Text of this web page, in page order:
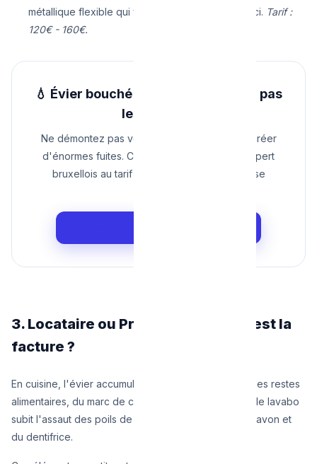
métallique flexible qui va percer le bouchon durci. Tarif :
120€ - 160€.
💧 Évier bouché ce soir ? N'empirez pas
les choses !
Ne démontez pas vos tuyaux sous peine de créer
d'énormes fuites. Confiez votre évier à un expert
bruxellois au tarif juste, garanti sans mauvaise
3. Locataire ou Propriétaire : à qui est la
facture ?
En cuisine, l'évier accumule des huiles de cuisson, des restes
alimentaires, du marc de café. Dans la salle de bain, le lavabo
subit l'assaut des poils de barbe, des cheveux, du savon et
du dentifrice.